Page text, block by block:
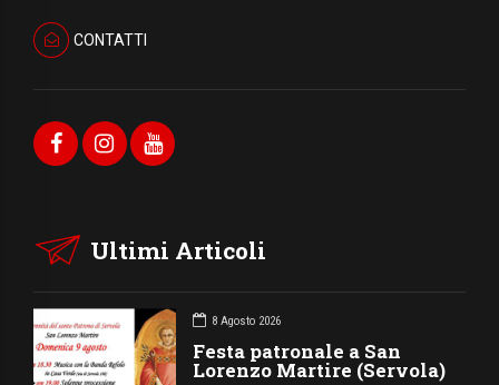
CONTATTI
Ultimi Articoli
8 Agosto 2026
Festa patronale a San
Lorenzo Martire (Servola)